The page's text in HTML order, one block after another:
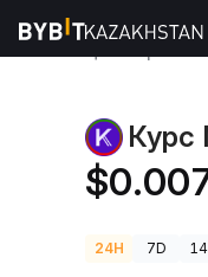
Курс
24H 7D